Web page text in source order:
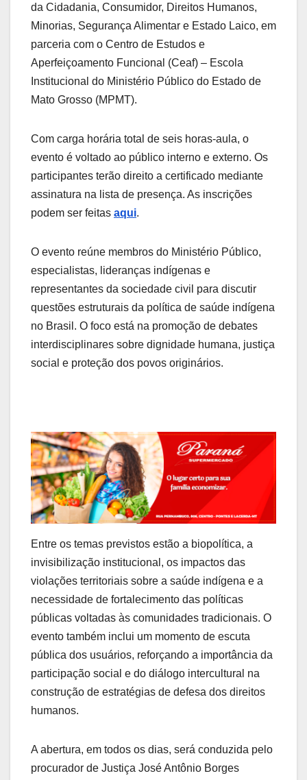
da Cidadania, Consumidor, Direitos Humanos,
Minorias, Segurança Alimentar e Estado Laico, em
parceria com o Centro de Estudos e
Aperfeiçoamento Funcional (Ceaf) – Escola
Institucional do Ministério Público do Estado de
Mato Grosso (MPMT).
Com carga horária total de seis horas-aula, o
evento é voltado ao público interno e externo. Os
participantes terão direito a certificado mediante
assinatura na lista de presença. As inscrições
podem ser feitas aqui.
O evento reúne membros do Ministério Público,
especialistas, lideranças indígenas e
representantes da sociedade civil para discutir
questões estruturais da política de saúde indígena
no Brasil. O foco está na promoção de debates
interdisciplinares sobre dignidade humana, justiça
social e proteção dos povos originários.
Entre os temas previstos estão a biopolítica, a
invisibilização institucional, os impactos das
violações territoriais sobre a saúde indígena e a
necessidade de fortalecimento das políticas
públicas voltadas às comunidades tradicionais. O
evento também inclui um momento de escuta
pública dos usuários, reforçando a importância da
participação social e do diálogo intercultural na
construção de estratégias de defesa dos direitos
humanos.
A abertura, em todos os dias, será conduzida pelo
procurador de Justiça José Antônio Borges